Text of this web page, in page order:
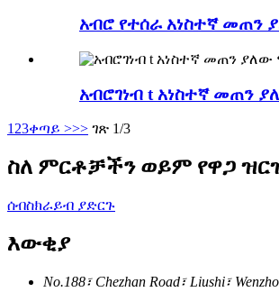
አብሮ የተሰራ አነስተኛ መጠን
አብሮገነብ t አነስተኛ መጠን
1 23ቀጣይ >>> ገጽ 1/3
ስለ ምርቶቻችን ወይም የዋጋ
ሰብስክራይብ ያድርጉ
እውቂያ
No.188፣ Chezhan Road፣ Liushi፣